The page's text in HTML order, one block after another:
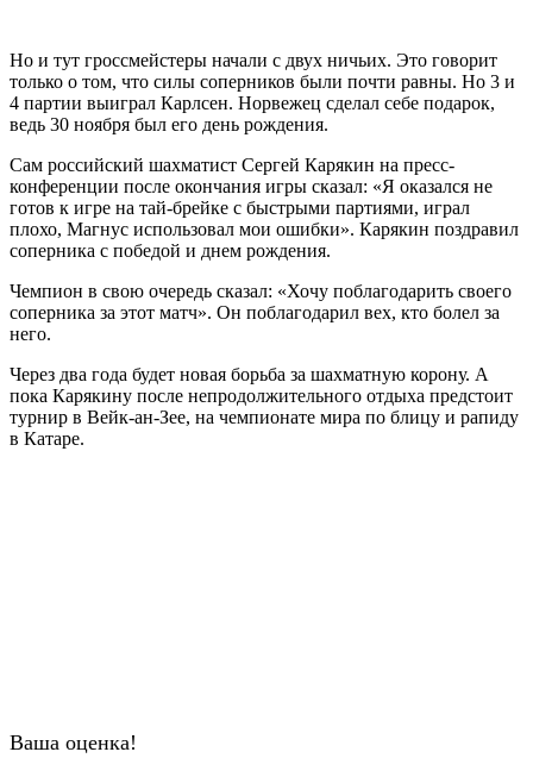
Но и тут гроссмейстеры начали с двух ничьих. Это говорит
только о том, что силы соперников были почти равны. Но 3 и
4 партии выиграл Карлсен. Норвежец сделал себе подарок,
ведь 30 ноября был его день рождения.
Сам российский шахматист Сергей Карякин на пресс-
конференции после окончания игры сказал: «Я оказался не
готов к игре на тай-брейке с быстрыми партиями, играл
плохо, Магнус использовал мои ошибки». Карякин поздравил
соперника с победой и днем рождения.
Чемпион в свою очередь сказал: «Хочу поблагодарить своего
соперника за этот матч». Он поблагодарил вех, кто болел за
него.
Через два года будет новая борьба за шахматную корону. А
пока Карякину после непродолжительного отдыха предстоит
турнир в Вейк-ан-Зее, на чемпионате мира по блицу и рапиду
в Катаре.
Ваша оценка!